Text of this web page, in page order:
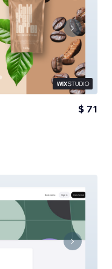
$ 71